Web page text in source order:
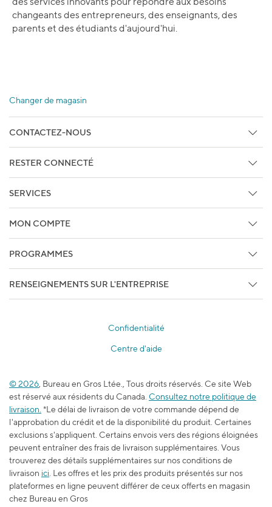
changeants des entrepreneurs, des enseignants, des
parents et des étudiants d'aujourd'hui.
Changer de magasin
CONTACTEZ-NOUS
Retours en libre-service
RESTER CONNECTÉ
SERVICES
Services techniques
Sous les projecteurs
Services Sans-fil, Internet, et Télé
MON COMPTE
Faites Le Suivi De Votre Commande
PROGRAMMES
Services pour entreprise
RENSEIGNEMENTS SUR L'ENTREPRISE
Blogue du travail et de l’apprentissage
Durabilité
Confidentialité
Centre d'aide
© 2026 , Bureau en Gros Ltée., Tous droits réservés. Ce site Web
est réservé aux résidents du Canada. Consultez notre politique de
livraison. *Le délai de livraison de votre commande dépend de
l'approbation du crédit et de la disponibilité du produit. Certaines
exclusions s'appliquent. Certains envois vers des régions éloignées
peuvent entraîner des frais de livraison supplémentaires. Vous
trouverez des détails supplémentaires sur nos conditions de
livraison ici . Les offres et les prix des produits présentés sur nos
plateformes en ligne peuvent différer de ceux offerts en magasin
chez Bureau en Gros